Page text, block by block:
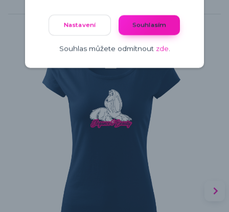
Související zboží 5
Nastavení Souhlasím
Souhlas můžete odmítnout zde.